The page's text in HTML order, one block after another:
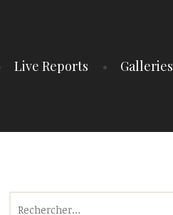
Live Reports Galleries